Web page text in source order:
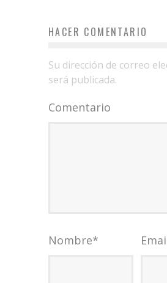
HACER COMENTARIO
Su dirección de correo
será publicada.
Comentario
Nombre*